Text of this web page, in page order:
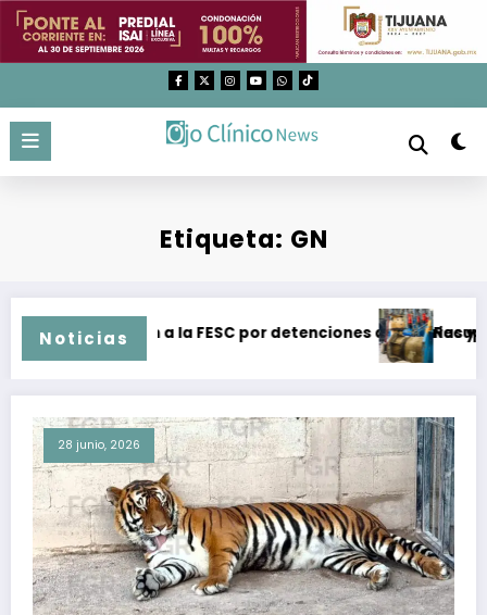
Saltar
contenido
Etiqueta: GN
Noticias
a la FESC por detenciones arbitrarias y malos
Recuperación de
28 junio, 2026